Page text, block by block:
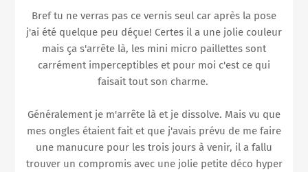
Bref tu ne verras pas ce vernis seul car après la pose
j'ai été quelque peu déçue! Certes il a une jolie couleur
mais ça s'arrête là, les mini micro paillettes sont
carrément imperceptibles et pour moi c'est ce qui
faisait tout son charme.
Généralement je m'arrête là et je dissolve. Mais vu que
mes ongles étaient fait et que j'avais prévu de me faire
une manucure pour les trois jours à venir, il a fallu
trouver un compromis avec une jolie petite déco hyper